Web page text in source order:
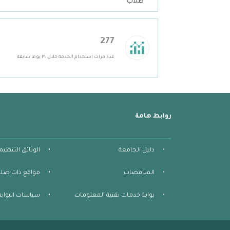
طلاب
277
عدد مرات استخدام الخدمة خلال ٣٠ يوما سابقه
روابط هامة
دليل الجامعة الوثائق
المناقصات مواقع ذات
بوابة خدمات تقنية المعلومات سياسات